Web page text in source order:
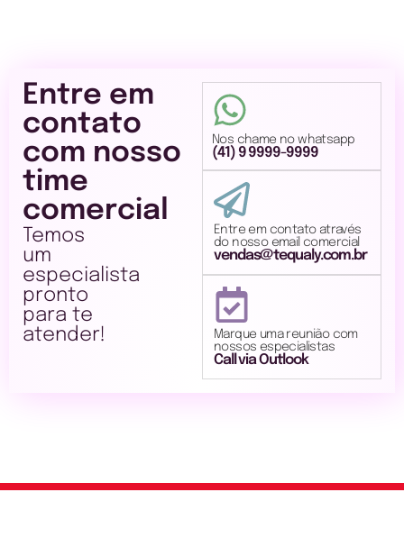
Entre em
contato
com nosso
time
comercial
Temos
um
especialista
pronto
para te
atender!
Nos chame no whatsapp
(41) 9 9999-9999
Entre em contato através
do nosso email comercial
vendas@tequaly.com.br
Marque uma reunião com
nossos especialistas
Call via Outlook